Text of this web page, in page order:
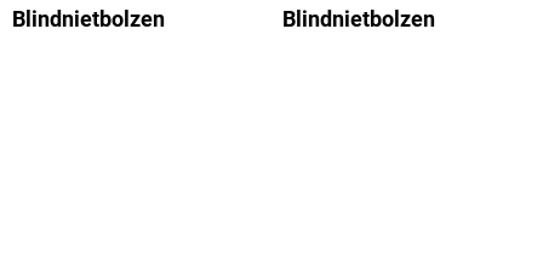
Blindnietbolzen
Blindnietbolzen